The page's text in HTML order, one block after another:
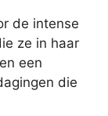
de intense
ze in haar
een
die